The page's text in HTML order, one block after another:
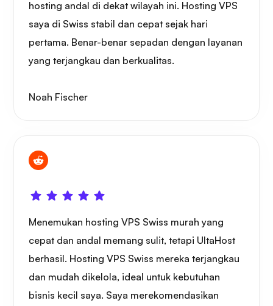
hosting andal di dekat wilayah ini. Hosting VPS
saya di Swiss stabil dan cepat sejak hari
pertama. Benar-benar sepadan dengan layanan
yang terjangkau dan berkualitas.
Noah Fischer
Menemukan hosting VPS Swiss murah yang
cepat dan andal memang sulit, tetapi UltaHost
berhasil. Hosting VPS Swiss mereka terjangkau
dan mudah dikelola, ideal untuk kebutuhan
bisnis kecil saya. Saya merekomendasikan